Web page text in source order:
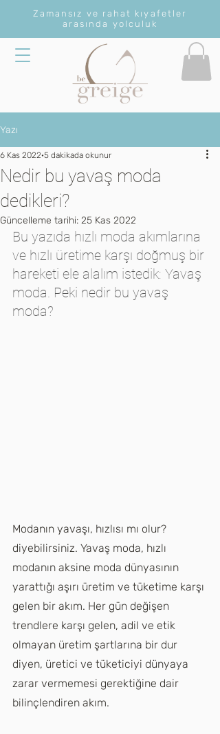
Zamansız ve rahat kıyafetler
arasında yolculuk
Yazı
Nedir bu yavaş moda
dedikleri?
6 Kas 2022 5 dakikada okunur
Güncelleme tarihi: 25 Kas 2022
Bu yazıda hızlı moda akımlarına
ve hızlı üretime karşı doğmuş bir
hareketi ele alalım istedik: Yavaş
moda. Peki nedir bu yavaş
moda?
Modanın yavaşı, hızlısı mı olur?
diyebilirsiniz. Yavaş moda, hızlı
modanın aksine moda dünyasının
yarattığı aşırı üretim ve tüketime karşı
gelen bir akım. Her gün değişen
trendlere karşı gelen, adil ve etik
olmayan üretim şartlarına bir dur
diyen, üretici ve tüketiciyi dünyaya
zarar vermemesi gerektiğine dair
bilinçlendiren akım.